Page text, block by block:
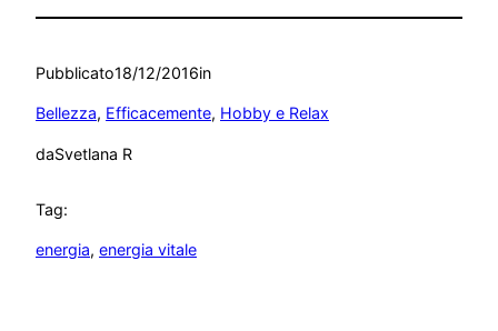
Pubblicato18/12/2016in
Bellezza, Efficacemente, Hobby e Relax
daSvetlana R
Tag:
energia, energia vitale